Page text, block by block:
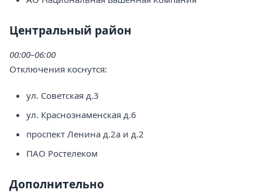
Центральный район
00:00–06:00
Отключения коснутся:
ул. Советская д.3
ул. Краснознаменская д.6
проспект Ленина д.2а и д.2
ПАО Ростелеком
Дополнительно